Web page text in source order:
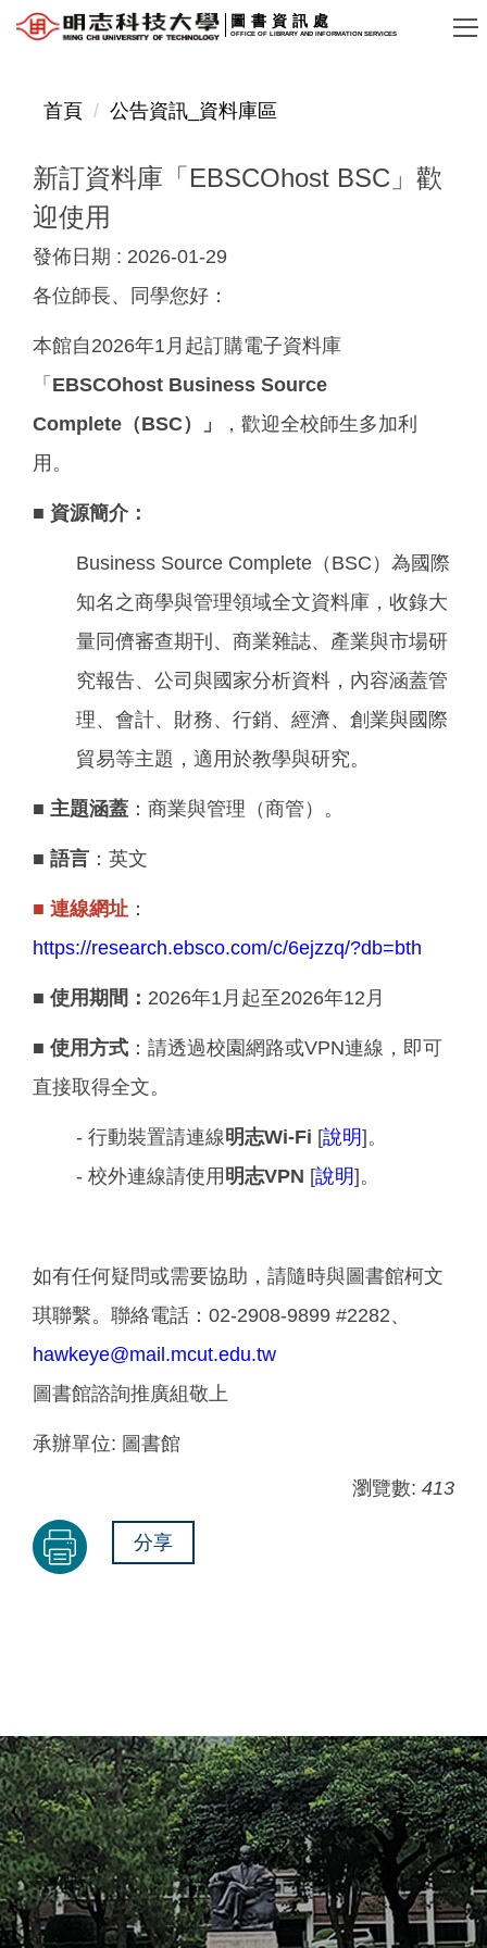
跳
圖書資訊處
OFFICE OF LIBRARY AND INFORMATION SERVICES
首頁 公告資訊_資料庫區
新訂資料庫「EBSCOhost BSC」歡
迎使用
發佈日期 : 2026-01-29
各位師長、同學您好：
本館自2026年1月起訂購電子資料庫
「 EBSCOhost Business Source
Complete （BSC）」
，歡迎全校師生多加利
用。
■ 資源簡介：
Business Source Complete（BSC）為國際
知名之商學與管理領域全文資料庫，收錄大
量同儕審查期刊、商業雜誌、產業與市場研
究報告、公司與國家分析資料，內容涵蓋管
理、會計、財務、行銷、經濟、創業與國際
貿易等主題，適用於教學與研究。
■ 主題涵蓋 ：商業與管理（商管）。
■ 語言 ：英文
■ 連線網址 ：
https://research.ebsco.com/c/6ejzzq/?db=bth
■ 使用期間： 2026年1月起至2026年12月
■ 使用方式 ：請透過校園網路或VPN連線，即可
直接取得全文。
- 行動裝置請連線明志Wi-Fi [說明]。
- 校外連線請使用 明志VPN [說明]。
如有任何疑問或需要協助，請隨時與圖書館柯文
琪聯繫。聯絡電話：02-2908-9899 #2282、
hawkeye@mail.mcut.edu.tw
圖書館諮詢推廣組敬上
承辦單位: 圖書館
瀏覽數: 413
分享